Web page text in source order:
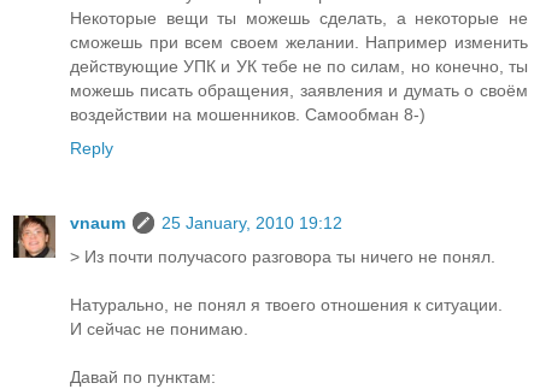
Некоторые вещи ты можешь сделать, а некоторые не
сможешь при всем своем желании. Например изменить
действующие УПК и УК тебе не по силам, но конечно, ты
можешь писать обращения, заявления и думать о своём
воздействии на мошенников. Самообман 8-)
Reply
vnaum
25 January, 2010 19:12
> Из почти получасого разговора ты ничего не понял.
Натурально, не понял я твоего отношения к ситуации.
И сейчас не понимаю.
Давай по пунктам: